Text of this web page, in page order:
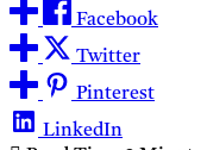
Facebook
Twitter
Pinterest
LinkedIn